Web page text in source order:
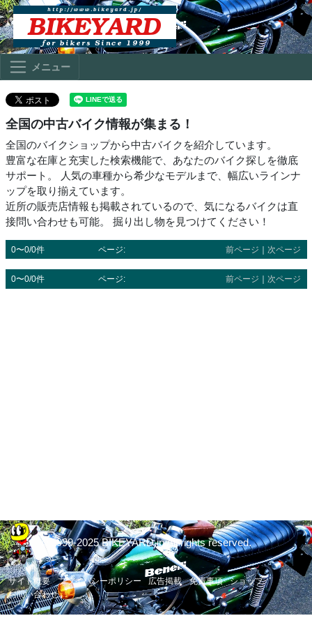
メニュー
全国の中古バイク情報が集まる！
全国のバイクショップから中古バイクを紹介しています。
豊富な在庫と充実した検索機能で、あなたのバイク探しを徹底
サポート。 人気の車種から希少なモデルまで、幅広いラインナ
ップを取り揃えています。
近所の販売店情報も掲載されているので、気になるバイクは直
接問い合わせも可能。 掘り出し物を見つけてください！
0〜0/0件 ページ: 前ページ ｜ 次ページ
0〜0/0件 ページ: 前ページ 次ページ
© 1999-2025 BIKEYARD.jp All rights reserved.
サイト概要 プライバシーポリシー 広告掲載 免責事項
ショップ
お問い合わせ